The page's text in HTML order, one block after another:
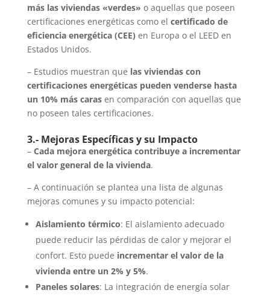
más las viviendas «verdes» o aquellas que poseen
certificaciones energéticas como el certificado de
eficiencia energética (CEE) en Europa o el LEED en
Estados Unidos.
– Estudios muestran que las viviendas con
certificaciones energéticas pueden venderse hasta
un 10% más carasen comparación con aquellas que
no poseen tales certificaciones.
3.- Mejoras Específicas y su Impacto
– Cada mejora energética contribuye a incrementar
el valor general de la vivienda.
– A continuación se plantea una lista de algunas
mejoras comunes y su impacto potencial:
Aislamiento térmico: El aislamiento adecuado
puede reducir las pérdidas de calor y mejorar el
confort. Esto puede incrementar el valor de la
vivienda entre un 2% y 5%.
Paneles solares: La integración de energía solar